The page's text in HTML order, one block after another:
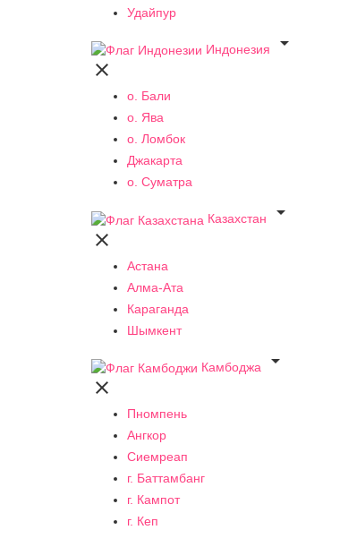
Удайпур
Индонезия


о. Бали
о. Ява
о. Ломбок
Джакарта
о. Суматра
Казахстан


Астана
Алма-Ата
Караганда
Шымкент
Камбоджа


Пномпень
Ангкор
Сиемреап
г. Баттамбанг
г. Кампот
г. Кеп